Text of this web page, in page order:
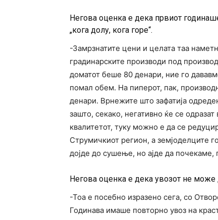
Негова оценка е дека првиот
„кога долу, кога горе“.
-Замрзнатите цени и целата таа
градинарските производи под
доматот беше 80 денари, ние го
помал обем. На пиперот, пак,
денари. Врнежите што зафатија
зашто, секако, негативно ќе се
квалитетот, туку можно е да се
Струмичкиот регион, а земјоделците
дојде до сушење, но ајде да почекаме,
Негова оценка е дека увозот не
-Тоа е посебно изразено сега, со
Годинава имаше повторно увоз на